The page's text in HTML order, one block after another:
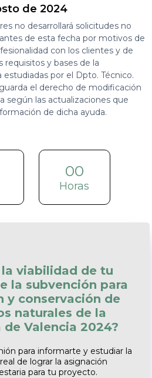
de 2024
no desarrollará solicitudes no
de esta fecha por motivos de
con los clientes y de
requisitos y bases de la
estudiadas por el Dpto. Técnico.
el derecho de modificación
según las actualizaciones que
de dicha ayuda.
00
Horas
la viabilidad de tu
la subvención para
y conservación de
naturales de la
Valencia 2024?
para informarte y estudiar la
de lograr la asignación
para tu proyecto.